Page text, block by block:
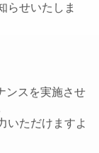
らせいたしま
ンスを実施させ
いただけますよ